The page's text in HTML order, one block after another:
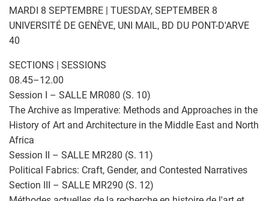
MARDI 8 SEPTEMBRE | TUESDAY, SEPTEMBER 8
UNIVERSITÉ DE GENÈVE, UNI MAIL, BD DU PONT-D'ARVE
40
SECTIONS | SESSIONS
08.45–12.00
Session I – SALLE MR080 (S. 10)
The Archive as Imperative: Methods and Approaches in the
History of Art and Architecture in the Middle East and North
Africa
Session II – SALLE MR280 (S. 11)
Political Fabrics: Craft, Gender, and Contested Narratives
Section III – SALLE MR290 (S. 12)